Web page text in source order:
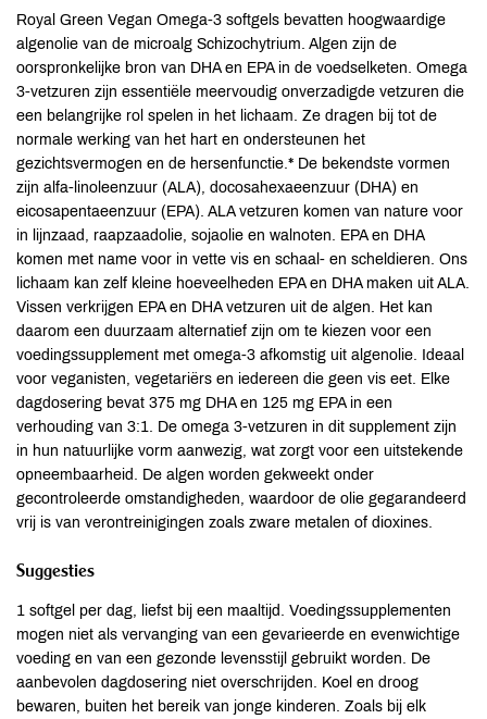
Royal Green Vegan Omega-3 softgels bevatten hoogwaardige
algenolie van de microalg Schizochytrium. Algen zijn de
oorspronkelijke bron van DHA en EPA in de voedselketen. Omega
3-vetzuren zijn essentiële meervoudig onverzadigde vetzuren die
een belangrijke rol spelen in het lichaam. Ze dragen bij tot de
normale werking van het hart en ondersteunen het
gezichtsvermogen en de hersenfunctie.* De bekendste vormen
zijn alfa-linoleenzuur (ALA), docosahexaeenzuur (DHA) en
eicosapentaeenzuur (EPA). ALA vetzuren komen van nature voor
in lijnzaad, raapzaadolie, sojaolie en walnoten. EPA en DHA
komen met name voor in vette vis en schaal- en scheldieren. Ons
lichaam kan zelf kleine hoeveelheden EPA en DHA maken uit ALA.
Vissen verkrijgen EPA en DHA vetzuren uit de algen. Het kan
daarom een duurzaam alternatief zijn om te kiezen voor een
voedingssupplement met omega-3 afkomstig uit algenolie. Ideaal
voor veganisten, vegetariërs en iedereen die geen vis eet. Elke
dagdosering bevat 375 mg DHA en 125 mg EPA in een
verhouding van 3:1. De omega 3-vetzuren in dit supplement zijn
in hun natuurlijke vorm aanwezig, wat zorgt voor een uitstekende
opneembaarheid. De algen worden gekweekt onder
gecontroleerde omstandigheden, waardoor de olie gegarandeerd
vrij is van verontreinigingen zoals zware metalen of dioxines.
Suggesties
1 softgel per dag, liefst bij een maaltijd. Voedingssupplementen
mogen niet als vervanging van een gevarieerde en evenwichtige
voeding en van een gezonde levensstijl gebruikt worden. De
aanbevolen dagdosering niet overschrijden. Koel en droog
bewaren, buiten het bereik van jonge kinderen. Zoals bij elk